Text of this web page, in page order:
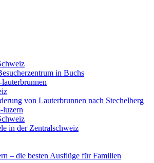
in Buchs
von Lauterbrunnen nach Stechelberg
in der Zentralschweiz
– die besten Ausflüge für Familien